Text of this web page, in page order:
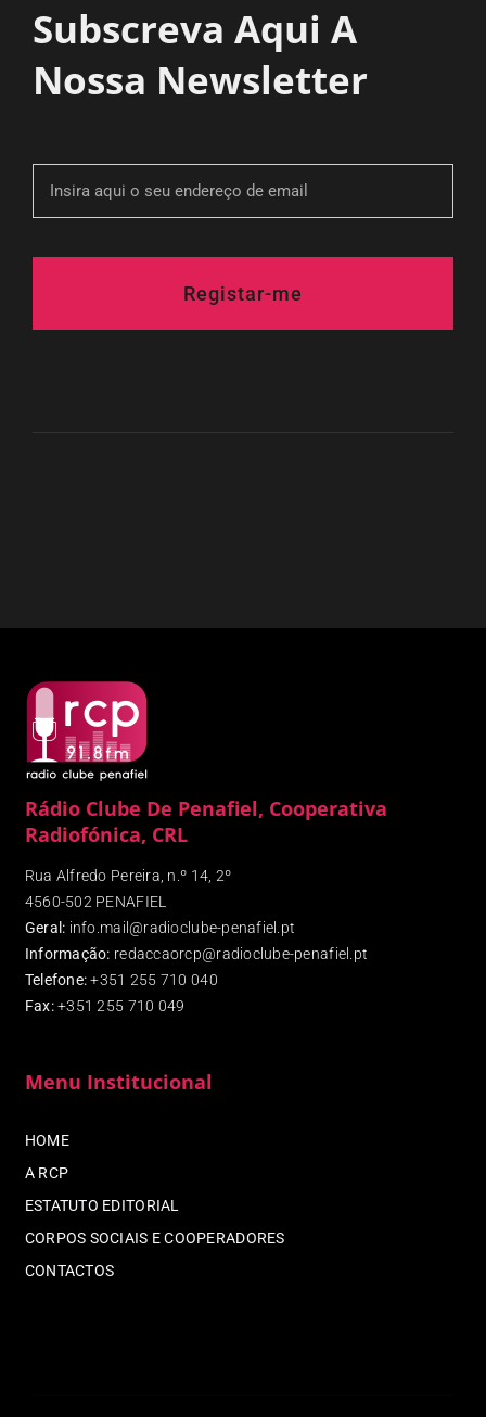
Subscreva Aqui A
Nossa Newsletter
Registar-me
Rádio Clube De Penafiel, Cooperativa
Radiofónica, CRL
Rua Alfredo Pereira, n.º 14, 2º
4560-502 PENAFIEL
Geral: info.mail@radioclube-penafiel.pt
Informação: redaccaorcp@radioclube-penafiel.pt
Telefone: +351 255 710 040
Fax:+351 255 710 049
Menu Institucional
HOME
A RCP
ESTATUTO EDITORIAL
CORPOS SOCIAIS E COOPERADORES
CONTACTOS